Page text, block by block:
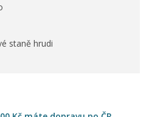
staně hrudi